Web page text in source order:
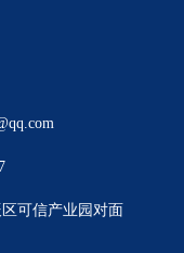
可信产业园对面